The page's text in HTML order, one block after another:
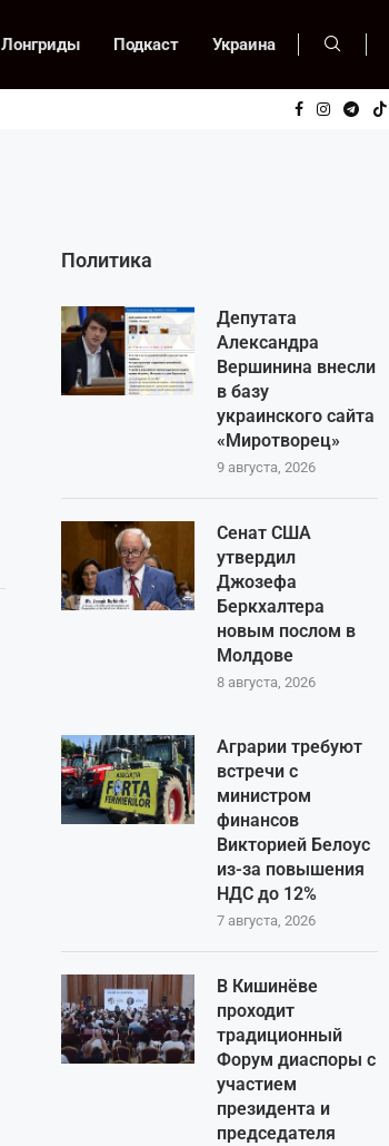
Лонгриды Подкаст Украина
Политика
Депутата
Александра
Вершинина внесли
в базу
украинского сайта
«Миротворец»
9 августа, 2026
Сенат США
утвердил
Джозефа
Беркхалтера
новым послом в
Молдове
8 августа, 2026
Аграрии требуют
встречи с
министром
финансов
Викторией Белоус
из-за повышения
НДС до 12%
7 августа, 2026
В Кишинёве
проходит
традиционный
Форум диаспоры с
участием
президента и
председателя